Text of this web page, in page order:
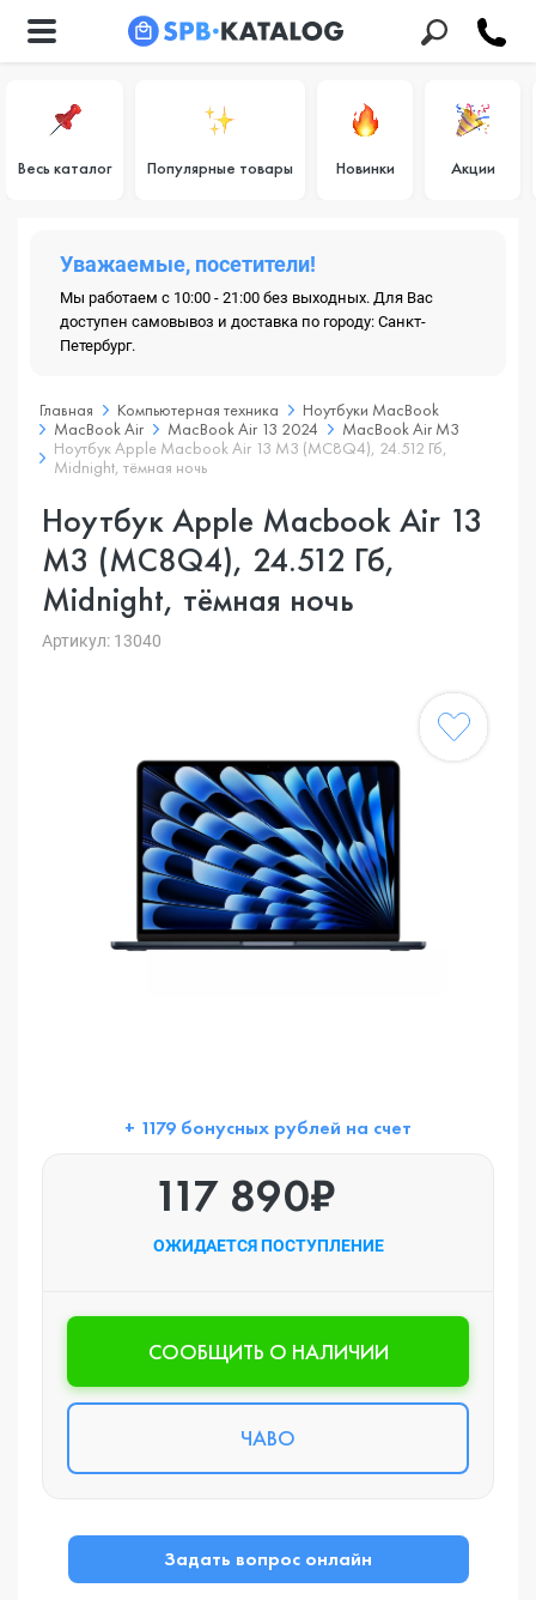
Весь каталог Популярные товары Новинки Акции
Уважаемые, посетители!
Мы работаем с 10:00 - 21:00 без выходных. Для Вас
доступен самовывоз и доставка по городу: Санкт-
Петербург.
Главная Компьютерная техника
Ноутбуки MacBook
MacBook Air
MacBook Air 13 2024
MacBook Air M3
Ноутбук Apple Macbook Air 13 M3 (MC8Q4), 24.512 Гб,
Midnight, тёмная ночь
Ноутбук Apple Macbook Air 13
M3 (MC8Q4), 24.512 Гб,
Midnight, тёмная ночь
Артикул: 13040
+ 1179 бонусных рублей на счет
117 890₽
ОЖИДАЕТСЯ ПОСТУПЛЕНИЕ
CООБЩИТЬ О НАЛИЧИИ
ЧАВО
Задать вопрос онлайн